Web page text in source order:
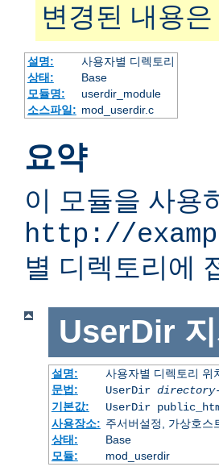
변경된 내용
설명:
사용자별 디렉토리
상태:
Base
모듈명:
userdir_module
소스파일: mod_userdir.c
요약
이 모듈을 사용
http://
별 디렉토리에
UserDir
설명:
사용자별 디렉토리 위
문법:
UserDir
기본값:
UserDir
사용장소: 주서버설정, 가상호스
상태:
Base
모듈:
mod_userdir